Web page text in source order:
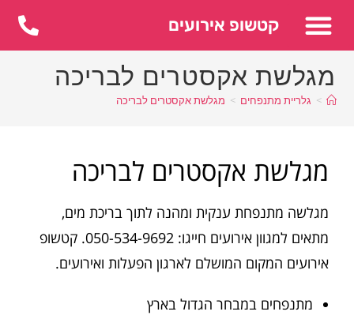
לתוכן
קטשופ אירועים
מגלשת אקסטרים לבריכה
> גלריית מתנפחים > מגלשת אקסטרים לבריכה
מגלשת אקסטרים לבריכה
מגלשה מתנפחת ענקית ומהנה לתוך בריכת מים,
מתאים למגוון אירועים חייגו: 050-534-9692. קטשופ
אירועים המקום המושלם לארגון הפעלות ואירועים.
מתנפחים במבחר הגדול בארץ